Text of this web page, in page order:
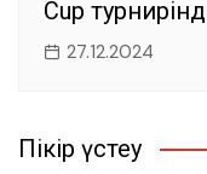
Cup
27.12.2024
Пікір үстеу